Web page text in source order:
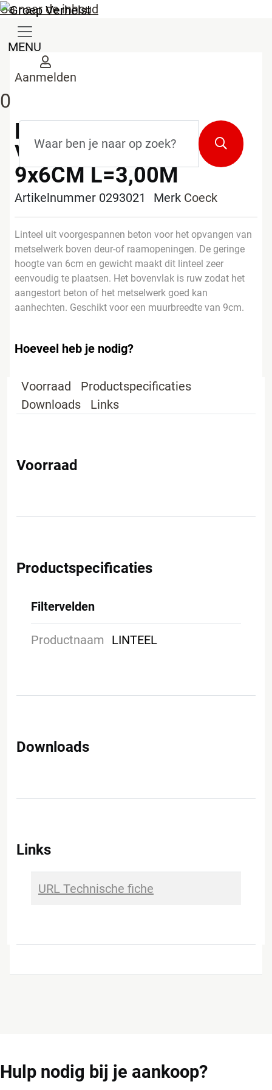
Ga naar de inhoud
MENU
Aanmelden
0
Zoeken
LINTEEL
VOORGESPANNEN
9x6CM L=3,00M
Artikelnummer 0293021 Merk Coeck
Linteel uit voorgespannen beton voor het opvangen van
metselwerk boven deur-of raamopeningen. De geringe
hoogte van 6cm en gewicht maakt dit linteel zeer
eenvoudig te plaatsen. Het bovenvlak is ruw zodat het
aangestort beton of het metselwerk goed kan
aanhechten. Geschikt voor een muurbreedte van 9cm.
Hoeveel heb je nodig?
Voorraad
Productspecificaties
Downloads
Links
Voorraad
Productspecificaties
Filtervelden
Productnaam LINTEEL
Downloads
Links
URL Technische fiche
Hulp nodig bij je aankoop?